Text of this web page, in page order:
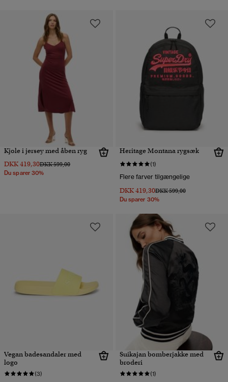
Kjole i jersey med åben ryg
DKK 419,30Pris nedsat fra
DKK 599,00til
Du sparer 30%
Heritage Montana rygsæk
(1)
Flere farver tilgængelige
DKK 419,30Pris nedsat fra
DKK 599,00til
Du sparer 30%
Vegan badesandaler med
logo
(3)
Suikajan bomberjakke med
broderi
(1)